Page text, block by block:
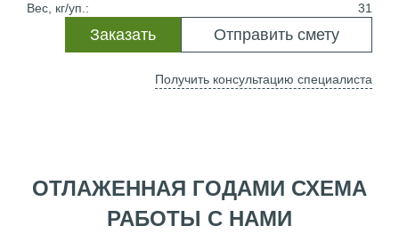
Вес, кг/уп.:
31
Отправить смету
Заказать
Получить консультацию специалиста
ОТЛАЖЕННАЯ ГОДАМИ СХЕМА
РАБОТЫ С НАМИ